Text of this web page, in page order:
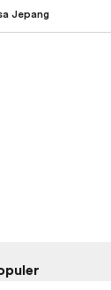
Jepang